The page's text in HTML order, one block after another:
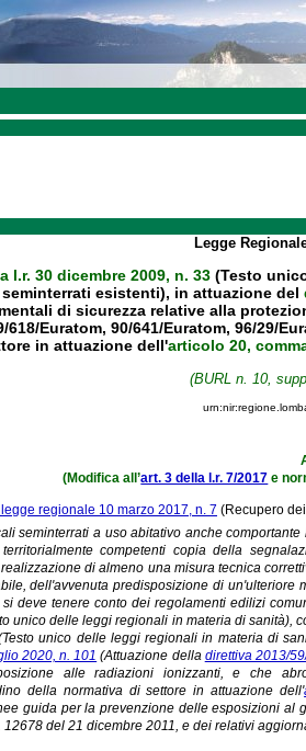
Legge
l.r. 30 dicembre 2009, n. 33(Testo
esistenti), in attuazione del
di sicurezza relative alla
Euratom, 90/641/Euratom, 96/29/
in attuazione dell'articolo 20,
(BURL n. 10,
(Modifica all’art. 3 della l.r. 7/2017 e
regionale 10 marzo 2017, n. 7 (Recupero
seminterrati a uso abitativo anche
competenti copia della
di almeno una misura tecnica
dell'avvenuta predisposizione di
deve tenere conto dei regolamenti edilizi
unico delle leggi regionali in materia di sanità),
unico delle leggi regionali in materia di
2020, n. 101 (Attuazione della direttiva 2013/
alle radiazioni ionizzanti, e che
della normativa di settore in attuazione dell'
guida per la prevenzione delle esposizioni
del 21 dicembre 2011, e dei relativi